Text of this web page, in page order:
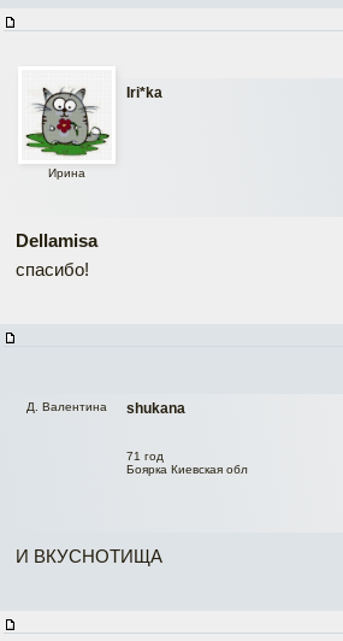
Iri*ka
Ирина
Dellamisa
спасибо!
shukana
Д. Валентина
71 год
Боярка Киевская обл
И ВКУСНОТИЩА